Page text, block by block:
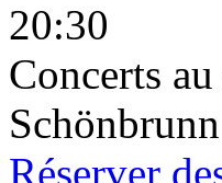
20:30
Concerts
Réserver